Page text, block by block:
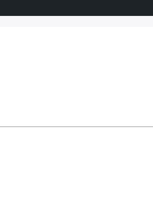
SEOรายเดือน
วในเมืองไทย
บ้าน รับจ้างโพสต์บ้านที่ดินติดหน้า1goolge ราค